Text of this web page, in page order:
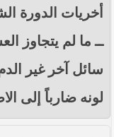
أخريات الدورة
ــ ما لم يتجاوز
سائل آخر غير
لونه ضارباً إلى